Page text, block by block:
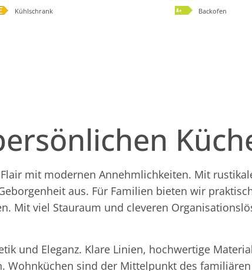
Kühlschrank
Backofen
mit modernen Annehmlichkeiten. Mit
aus. Für Familien bieten wir
Mit viel Stauraum und cleveren
und Eleganz. Klare Linien, hochwertige
Wohnküchen sind der Mittelpunkt des